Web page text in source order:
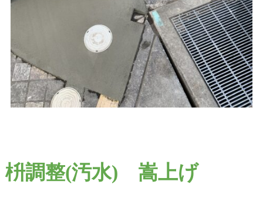
枡調整(汚水) 嵩上げ